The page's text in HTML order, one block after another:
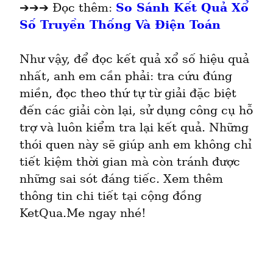
➔➔➔ Đọc thêm: So Sánh Kết Quả Xổ
Số Truyền Thống Và Điện Toán
Như vậy, để đọc kết quả xổ số hiệu quả
nhất, anh em cần phải: tra cứu đúng
miền, đọc theo thứ tự từ giải đặc biệt
đến các giải còn lại, sử dụng công cụ hỗ
trợ và luôn kiểm tra lại kết quả. Những
thói quen này sẽ giúp anh em không chỉ
tiết kiệm thời gian mà còn tránh được
những sai sót đáng tiếc. Xem thêm
thông tin chi tiết tại cộng đồng
KetQua.Me ngay nhé!